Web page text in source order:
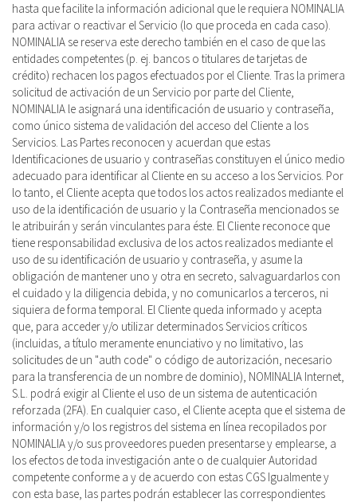
hasta que facilite la información adicional que le requiera NOMINALIA
para activar o reactivar el Servicio (lo que proceda en cada caso).
NOMINALIA se reserva este derecho también en el caso de que las
entidades competentes (p. ej. bancos o titulares de tarjetas de
crédito) rechacen los pagos efectuados por el Cliente. Tras la primera
solicitud de activación de un Servicio por parte del Cliente,
NOMINALIA le asignará una identificación de usuario y contraseña,
como único sistema de validación del acceso del Cliente a los
Servicios. Las Partes reconocen y acuerdan que estas
Identificaciones de usuario y contraseñas constituyen el único medio
adecuado para identificar al Cliente en su acceso a los Servicios. Por
lo tanto, el Cliente acepta que todos los actos realizados mediante el
uso de la identificación de usuario y la Contraseña mencionados se
le atribuirán y serán vinculantes para éste. El Cliente reconoce que
tiene responsabilidad exclusiva de los actos realizados mediante el
uso de su identificación de usuario y contraseña, y asume la
obligación de mantener uno y otra en secreto, salvaguardarlos con
el cuidado y la diligencia debida, y no comunicarlos a terceros, ni
siquiera de forma temporal. El Cliente queda informado y acepta
que, para acceder y/o utilizar determinados Servicios críticos
(incluidas, a título meramente enunciativo y no limitativo, las
solicitudes de un "auth code" o código de autorización, necesario
para la transferencia de un nombre de dominio), NOMINALIA Internet,
S.L. podrá exigir al Cliente el uso de un sistema de autenticación
reforzada (2FA). En cualquier caso, el Cliente acepta que el sistema de
información y/o los registros del sistema en línea recopilados por
NOMINALIA y/o sus proveedores pueden presentarse y emplearse, a
los efectos de toda investigación ante o de cualquier Autoridad
competente conforme a y de acuerdo con estas CGS Igualmente y
con esta base, las partes podrán establecer las correspondientes